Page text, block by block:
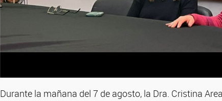
Durante la mañana del 7 de agosto, la Dra. Cristina